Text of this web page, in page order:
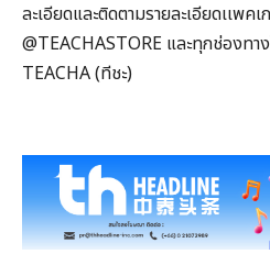
ละเอียดและติดตามรายละเอียดเเพ
@TEACHASTORE และทุกช่องทา
TEACHA (ทีชะ)